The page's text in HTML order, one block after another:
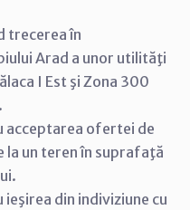
trecerea în
Arad a unor utilităţi
I Est şi Zona 300
acceptarea ofertei de
la un teren în suprafaţă
din indiviziune cu